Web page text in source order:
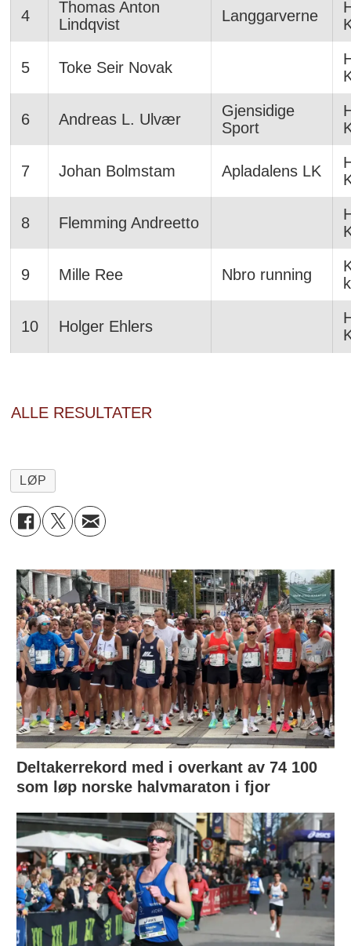
4
Thomas Anton
Lindqvist
Langgarverne
5 Toke Seir Novak
6 Andreas L. Ulvær
Gjensidige
Sport
7 Johan Bolmstam Apladalens LK
8 Flemming Andreetto
9 Mille Ree Nbro running
10 Holger Ehlers
ALLE RESULTATER
LØP
Deltakerrekord med i overkant av 74 100
som løp norske halvmaraton i fjor